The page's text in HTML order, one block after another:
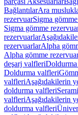
BağlantılarAra
rezervuarSigma
Sigma gömme
rezervuarlar
rezervuarlarAlpha
Alpha gömme
deşarj valfleri
Doldurma valfleri
valfleriAşağıdakilerin
doldurma valfleri
valfleriAşağıdakilerin
doldurma valfleri